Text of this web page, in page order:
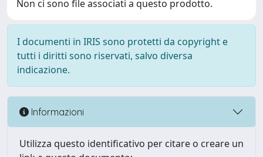
Non ci sono file associati a questo prodotto.
I documenti in IRIS sono protetti da copyright e
tutti i diritti sono riservati, salvo diversa
indicazione.
Informazioni
Utilizza questo identificativo per citare o creare un